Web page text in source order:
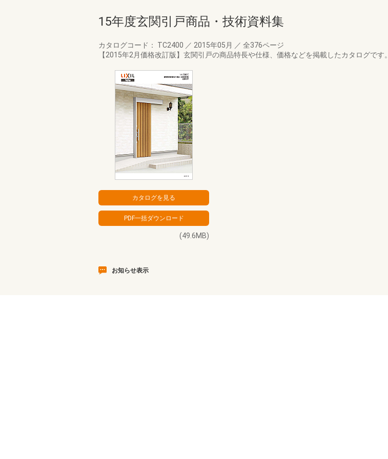
15年度玄関引戸商品・技術資料集
カタログコード： TC2400 ／ 2015年05月 ／ 全376ページ
【2015年2月価格改訂版】玄関引戸の商品特長や仕様、価格などを掲載したカタログです。
(49.6MB)
お知らせ表示